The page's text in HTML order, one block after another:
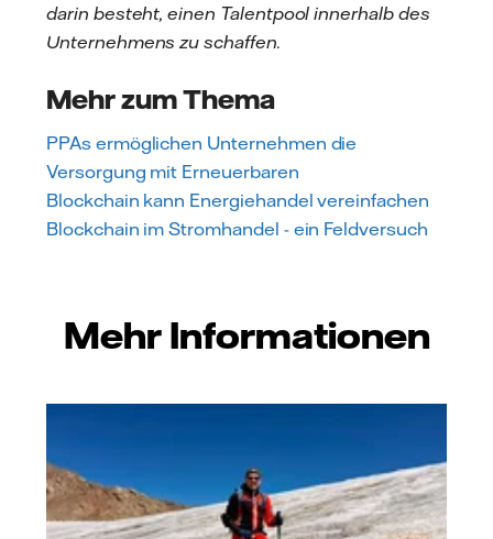
darin besteht, einen Talentpool innerhalb des
Unternehmens zu schaffen.
Mehr zum Thema
PPAs ermöglichen Unternehmen die
Versorgung mit Erneuerbaren
Blockchain kann Energiehandel vereinfachen
Blockchain im Stromhandel - ein Feldversuch
Mehr Informationen